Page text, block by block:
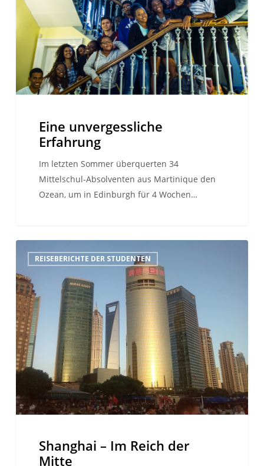
Eine unvergessliche
Erfahrung
Im letzten Sommer überquerten 34
Mittelschul-Absolventen aus Martinique den
Ozean, um in Edinburgh für 4 Wochen…
Im
Reich
der
Mitte
REISEBERICHTE DER STUDENTEN
Shanghai – Im Reich der
Mitte